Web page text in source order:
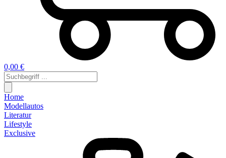
0,00 €
Home
Modellautos
Literatur
Lifestyle
Exclusive